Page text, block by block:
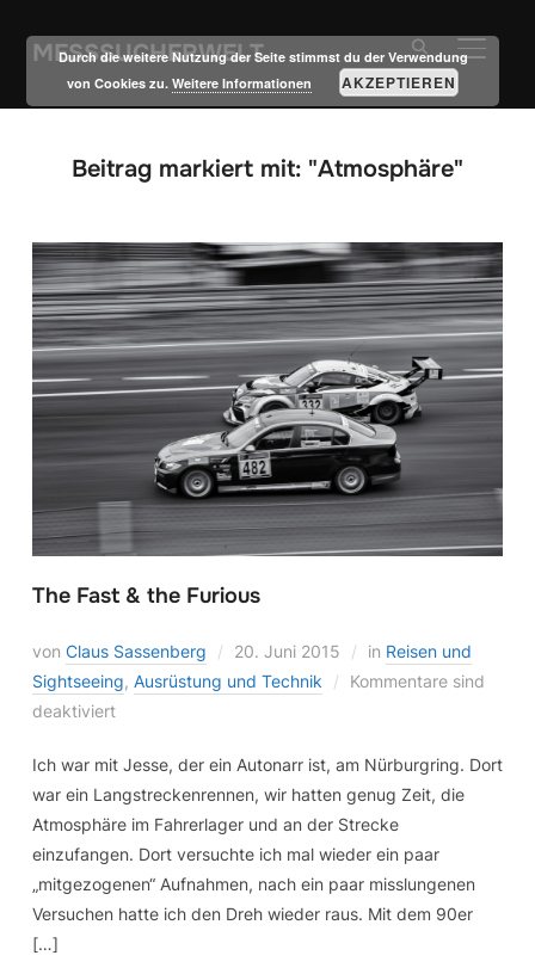
MESSSUCHERWELT
Beitrag markiert mit: "Atmosphäre"
The Fast & the Furious
von Claus Sassenberg 20. Juni 2015 in Reisen und
Sightseeing, Ausrüstung und Technik
Kommentare sind
deaktiviert
Ich war mit Jesse, der ein Autonarr ist, am Nürburgring. Dort
war ein Langstreckenrennen, wir hatten genug Zeit, die
Atmosphäre im Fahrerlager und an der Strecke
einzufangen. Dort versuchte ich mal wieder ein paar
„mitgezogenen“ Aufnahmen, nach ein paar misslungenen
Versuchen hatte ich den Dreh wieder raus. Mit dem 90er
[…]
Durch die weitere Nutzung der Seite stimmst du der Verwendung
von Cookies zu.Weitere Informationen AKZEPTIEREN